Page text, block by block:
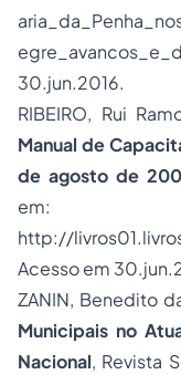
30.jun.2016.
RIBEIRO, Rui
Manual de
de agosto de
http://
Acesso em
ZANIN, Benedito
Municipais no
Nacional, Revista